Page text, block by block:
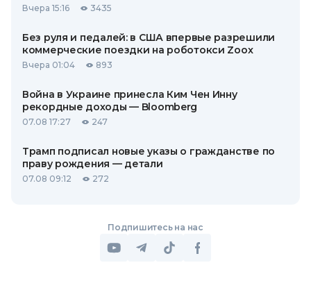
Вчера 15:16 3435
Без руля и педалей: в США впервые разрешили
коммерческие поездки на роботокси Zoox
Вчера 01:04 893
Война в Украине принесла Ким Чен Инну
рекордные доходы — Bloomberg
07.08 17:27 247
Трамп подписал новые указы о гражданстве по
праву рождения — детали
07.08 09:12 272
Подпишитесь на нас